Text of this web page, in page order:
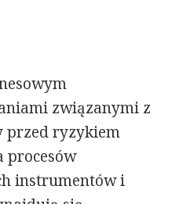
związanymi z
przed ryzykiem
procesów
instrumentów i